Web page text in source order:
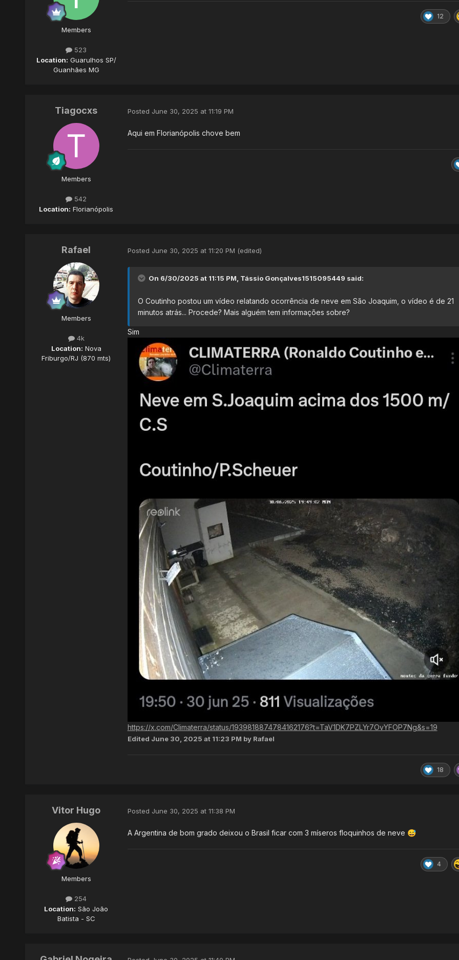
Members
523
Location: Guarulhos SP/
Guanhães MG
12
Tiagocxs
Members
542
Location: Florianópolis
Posted June 30, 2025 at 11:19 PM
Aqui em Florianópolis chove bem
Rafael
Members
4k
Location: Nova
Friburgo/RJ (870 mts)
Posted June 30, 2025 at 11:20 PM (edited)
On 6/30/2025 at 11:15 PM, Tássio Gonçalves1515095449 said:
O Coutinho postou um vídeo relatando ocorrência de neve em São Joaquim, o vídeo é de 21
minutos atrás... Procede? Mais alguém tem informações sobre?
Sim
https://x.com/Climaterra/status/1939818874784162176?t=TaV1DK7PZLYr7OvYFOP7Ng&s=19
Edited June 30, 2025 at 11:23 PM by Rafael
18
Vitor Hugo
Members
254
Location: São João
Batista - SC
Posted June 30, 2025 at 11:38 PM
A Argentina de bom grado deixou o Brasil ficar com 3 míseros floquinhos de neve 😅
4